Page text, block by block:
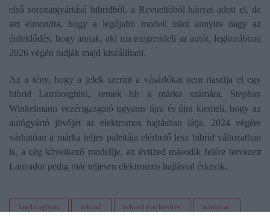
első sorozatgyártású hibridből, a Revueltóból hányat adott el, de
azt elmondta, hogy a legújabb modell iránt annyira nagy az
érdeklődés, hogy annak, aki ma megrendeli az autót, legkorábban
2026 végén tudják majd kiszállítani.
Az a tény, hogy a jelek szerint a vásárlókat nem riasztja el egy
hibrid Lamborghini, remek hír a márka számára, Stephan
Winkelmann vezérigazgató ugyanis újra és újra kiemeli, hogy az
autógyártó jövőjét az elektromos hajtásban látja. 2024 végére
várhatóan a márka teljes palettája elérhető lesz hibrid változatban
is, a cég következő modellje, az évtized második felére tervezett
Lanzador pedig már teljesen elektromos hajtással érkezik.
lamborghini rekord rekord értékesítés autópiac